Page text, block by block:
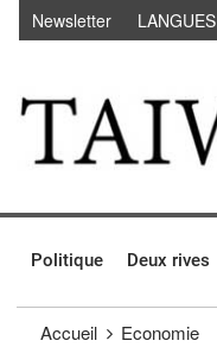
Passer au contenu principal
Newsletter LANGUES
Politique Deux rives
Accueil Economie